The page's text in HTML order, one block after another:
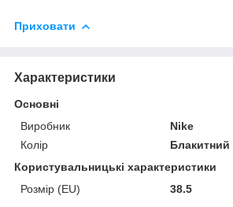
Приховати
Характеристики
Основні
Виробник
Nike
Колір
Блакитний
Користувальницькі характеристики
Розмір (EU)
38.5